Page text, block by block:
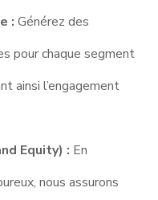
: Générez des
pour chaque segment
ainsi l’engagement
Equity) : En
nous assurons